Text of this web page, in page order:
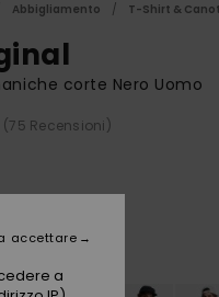
Abbigliamento T-Shirt &
corte Nero Uomo
(75 Recensioni)
a
accettare